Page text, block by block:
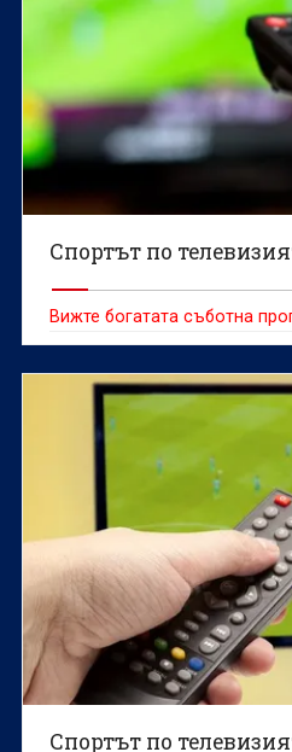
Спортът по
Вижте богатата съботна
Спортът по